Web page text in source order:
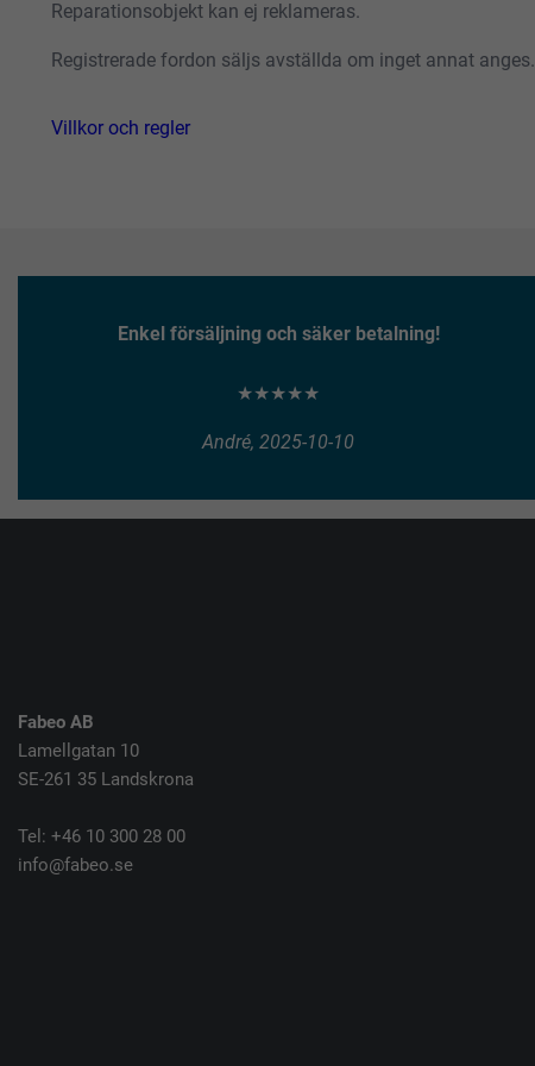
Reparationsobjekt kan ej reklameras.
Registrerade fordon säljs avställda om inget annat anges.
Villkor och regler
Enkel försäljning och säker betalning!
★★★★★
André, 2025-10-10
Fabeo AB
Lamellgatan 10
SE-261 35 Landskrona
Tel: +46 10 300 28 00
info@fabeo.se